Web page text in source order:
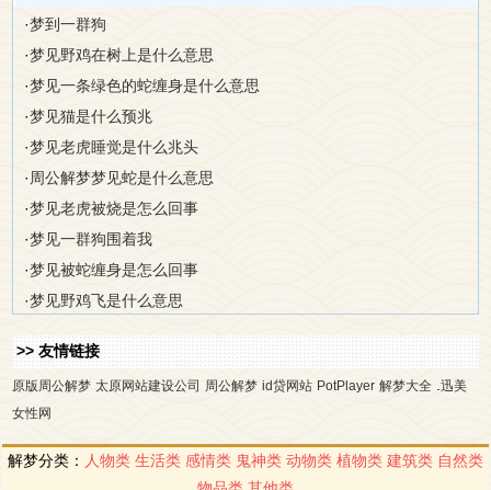
·梦到一群狗
·梦见野鸡在树上是什么意思
·梦见一条绿色的蛇缠身是什么意思
·梦见猫是什么预兆
·梦见老虎睡觉是什么兆头
· 周公解梦梦见蛇是什么意思
·梦见老虎被烧是怎么回事
·梦见一群狗围着我
·梦见被蛇缠身是怎么回事
·梦见野鸡飞是什么意思
>> 友情链接
原版周公解梦 太原网站建设公司 周公解梦 id贷网站 PotPlayer 解梦大全 迅美
女性网
解梦分类： 人物类 生活类 感情类 鬼神类 动物类 植物类 建筑类 自然类